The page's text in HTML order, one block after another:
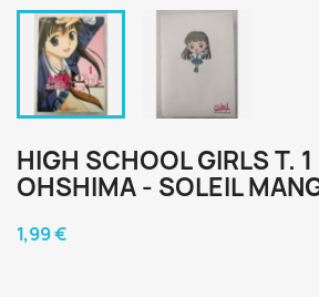
HIGH SCHOOL GIRLS T.
OHSHIMA - SOLEIL
1,99 €